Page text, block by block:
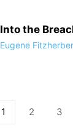
Into the
Eugene
1 2 3